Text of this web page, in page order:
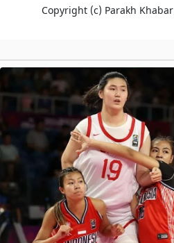
Copyright (c) Parakh Khabar